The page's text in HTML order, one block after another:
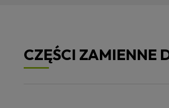
CZĘŚCI ZAMIENNE